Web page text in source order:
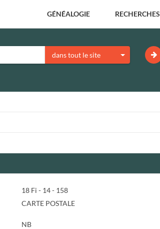
GÉNÉALOGIE RECHERCHES
dans tout le site
18 Fi - 14 - 158
CARTE POSTALE
NB